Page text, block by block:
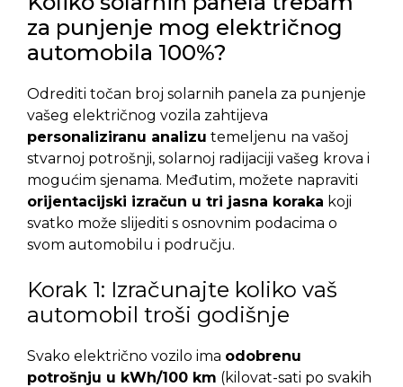
za punjenje mog električnog
automobila 100%?
Odrediti točan broj solarnih panela za punjenje
vašeg električnog vozila zahtijeva
personaliziranu analizu temeljenu na vašoj
stvarnoj potrošnji, solarnoj radijaciji vašeg krova i
mogućim sjenama. Međutim, možete napraviti
orijentacijski izračun u tri jasna koraka koji
svatko može slijediti s osnovnim podacima o
svom automobilu i području.
Korak 1: Izračunajte koliko vaš
automobil troši godišnje
Svako električno vozilo ima odobrenu
potrošnju u kWh/100 km (kilovat-sati po svakih